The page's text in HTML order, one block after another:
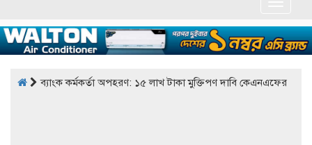
ব্যাংক কর্মকর্তা অপহরণ: ১৫ লাখ টাকা মুক্তিপণ দাবি কেএনএফের